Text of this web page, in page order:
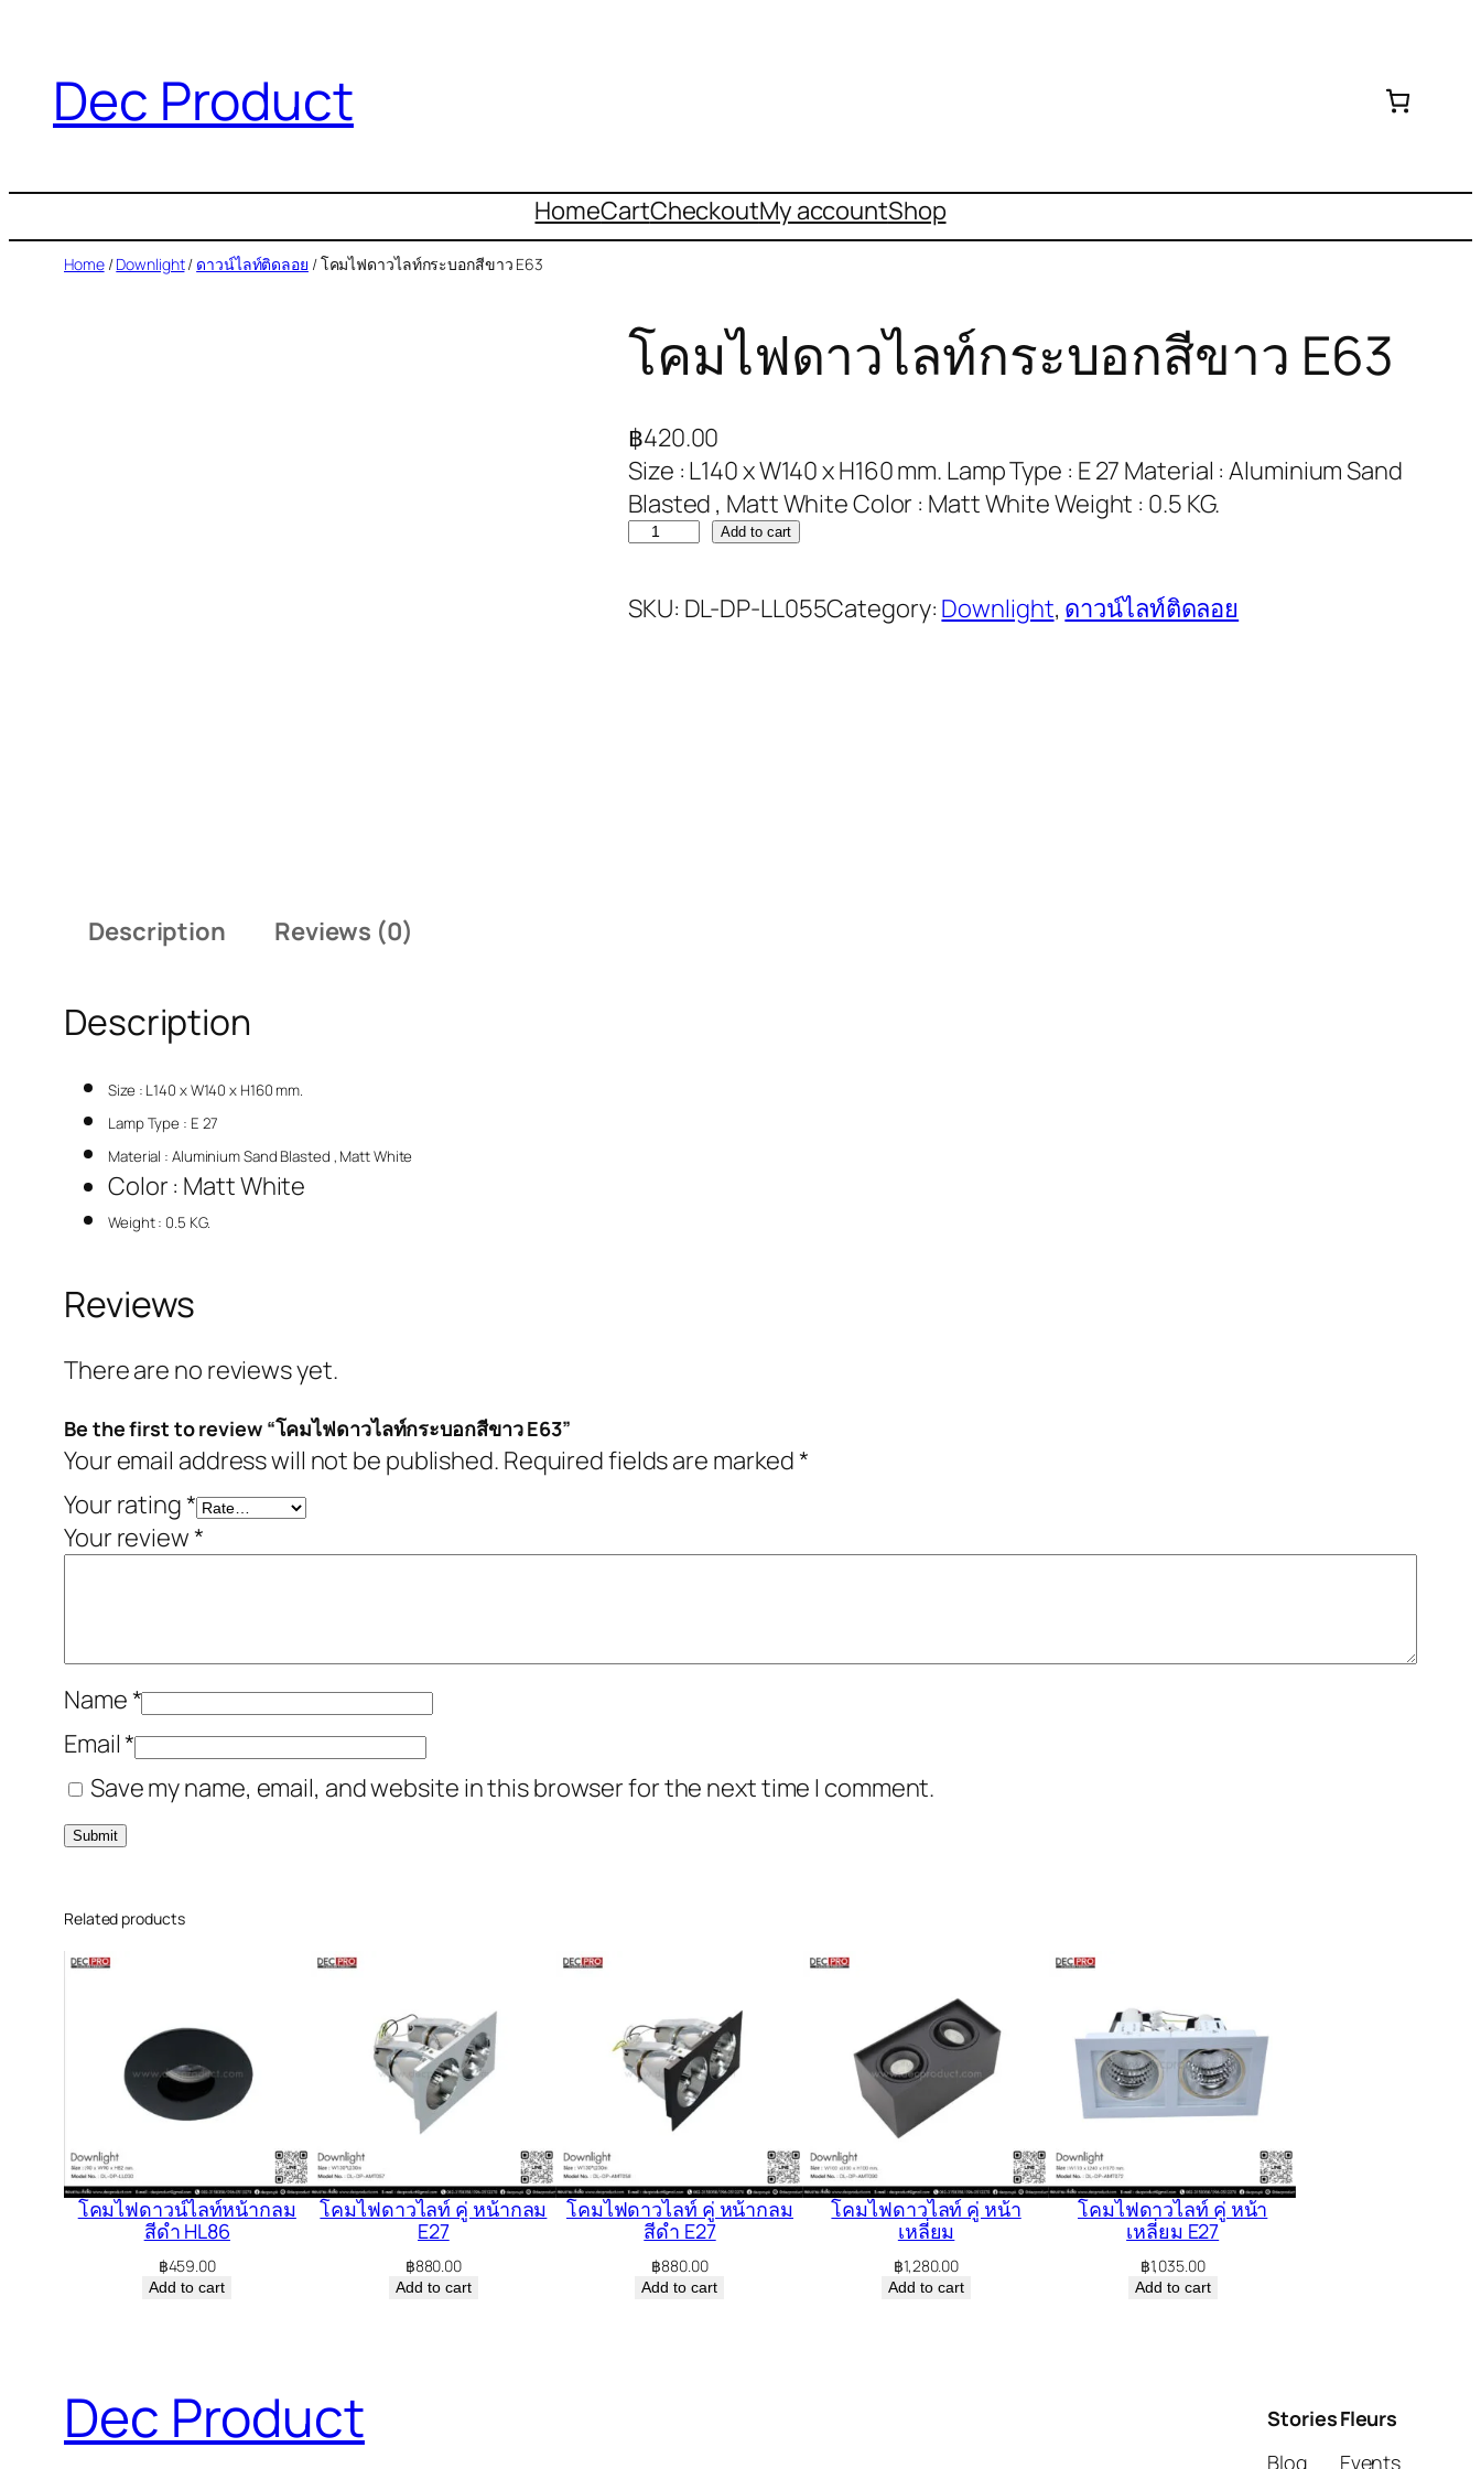
Dec Product
HomeCartCheckoutMy accountShop
Home/Downlight/ ดาวน์ไลท์ติดลอย / โคมไฟดาวไลท์กระบอกสีขาว E63
โคมไฟดาวไลท์กระบอกสีขาว E63
฿420.00
Size : L140 x W140 x H160 mm. Lamp Type : E 27 Material : Aluminium Sand
Blasted , Matt White Color : Matt White Weight : 0.5 KG.
Add to cart
SKU: DL-DP-LL055Category: Downlight, ดาวน์ไลท์ติดลอย
Description Reviews (0)
Description
Size : L140 x W140 x H160 mm.
Lamp Type : E 27
Material : Aluminium Sand Blasted , Matt White
Color : Matt White
Weight : 0.5 KG.
Reviews
There are no reviews yet.
Be the first to review “โคมไฟดาวไลท์กระบอกสีขาว E63”
Your email address will not be published. Required fields are marked*
Your rating*
Your review*
Name*
Email*
Save my name, email, and website in this browser for the next time I comment.
Related products
โคมไฟดาวน์ไลท์หน้ากลม
สีดำ HL86
฿459.00
Add to cart
โคมไฟดาวไลท์ คู่ หน้ากลม
E27
฿880.00
Add to cart
โคมไฟดาวไลท์ คู่ หน้ากลม
สีดำ E27
฿880.00
Add to cart
โคมไฟดาวไลท์ คู่ หน้า
เหลี่ยม
฿1,280.00
Add to cart
โคมไฟดาวไลท์ คู่ หน้า
เหลี่ยม E27
฿1,035.00
Add to cart
Dec Product
Stories
Blog
Fleurs
Events